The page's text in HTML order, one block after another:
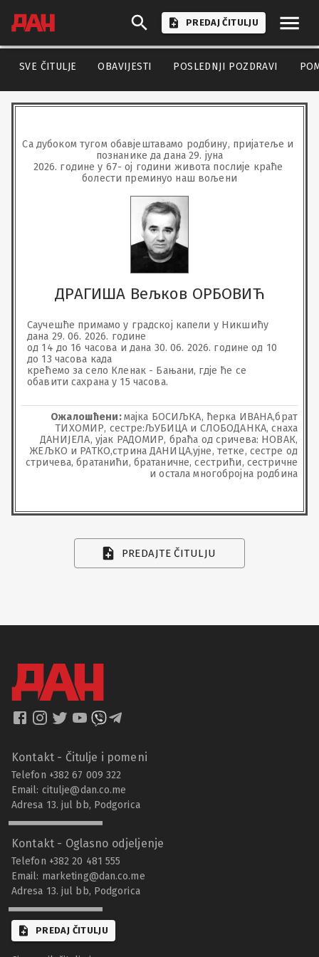
PREDAJ ČITULJU
SVE ČITULJE OBAVIJESTI POSLEDNJI POZDRAVI
Са дубоком тугом обавјештавамо родбину, пријатеље и
познанике да дана 29. јуна
2026. године у 67- ој години живота послије краће
болести преминуо наш вољени
ДРАГИША Вељков ОРБОВИЋ
Саучешће примамо у градској капели у Никшићу
дана 29. 06. 2026. године
од 14 до 16 часова и дана 30. 06. 2026. године од 10
до 13 часова када
крећемо за село Кленак - Бањани, гд‌је ће се
обавити сахрана у 15 часова.
Ожалошћени:мајка БОСИЉКА, ћерка ИВАНА,брат
ТИХОМИР, сестре:ЉУБИЦА и СЛОБОДАНКА, снаха
ДАНИЈЕЛА, ујак РАДОМИР, браћа од сричева: НОВАК,
ЖЕЉКО и РАТКО,стрина ДАНИЦА,ујне, тетке, сестре од
стричева, братанићи, братаничне, сестрићи, сестричне
и остала многобројна родбина
PREDAJTE ČITULJU
Kontakt - Čitulje i pomeni
Telefon +382 67 009 322
Email: citulje@dan.co.me
Adresa 13. jul bb, Podgorica
Kontakt - Oglasno odjeljenje
Telefon +382 20 481 555
Email: marketing@dan.co.me
Adresa 13. jul bb, Podgorica
PREDAJ ČITULJU